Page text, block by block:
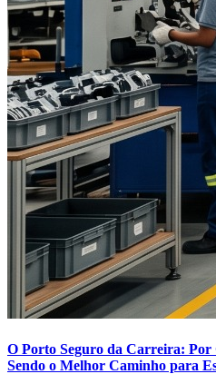
O Porto Seguro da Carreira:
Sendo o Melhor Caminho para